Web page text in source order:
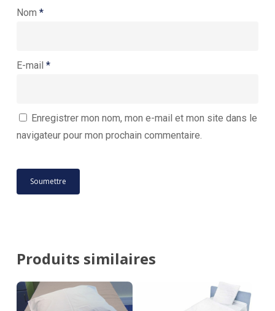
Nom *
E-mail *
Enregistrer mon nom, mon e-mail et mon site dans le
navigateur pour mon prochain commentaire.
Produits similaires